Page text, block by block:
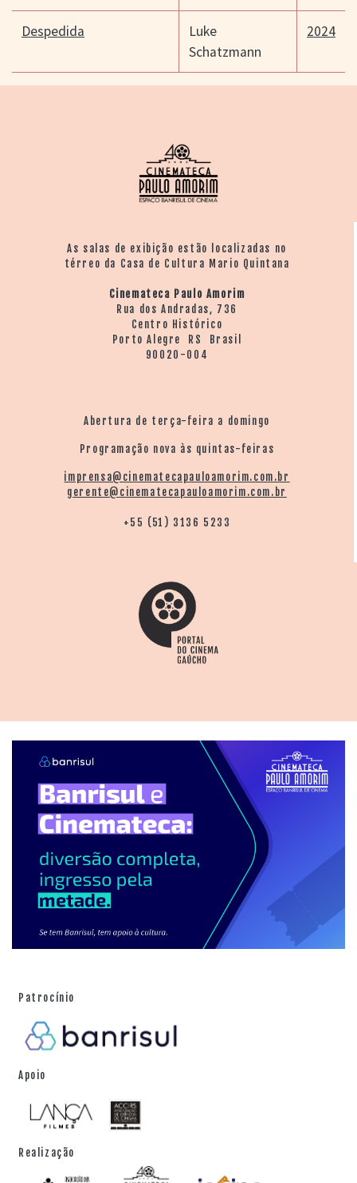
Despedida
Luke
Schatzmann
2024
As salas de exibição estão localizadas no
térreo da Casa de Cultura Mario Quintana
Cinemateca Paulo Amorim
Rua dos Andradas, 736
Centro Histórico
Porto Alegre RS Brasil
90020-004
Abertura de terça-feira a domingo
Programação nova às quintas-feiras
imprensa@cinematecapauloamorim.com.br
gerente@cinematecapauloamorim.com.br
+55 (51) 3136 5233
Patrocínio
Apoio
Realização